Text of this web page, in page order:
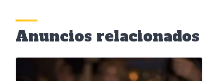
Anuncios relacionados